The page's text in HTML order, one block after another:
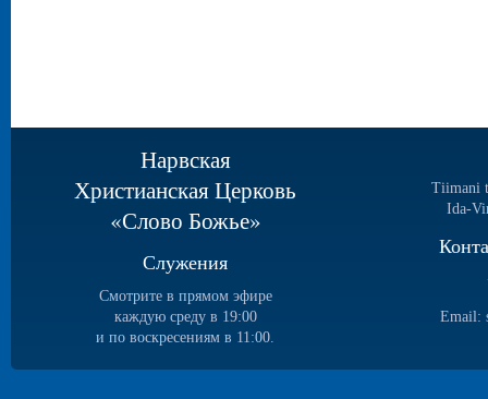
Нарвская
Христианская Церковь
«Слово Божье»
Служения
Смотрите в прямом эфире
каждую среду в 19:00
и по воскресениям в 11:00.
Tiimani
Ida-
Email: